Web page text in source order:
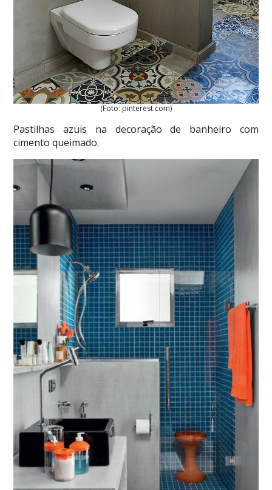
(Foto: pinterest.com)
Pastilhas azuis na decoração de banheiro com
cimento queimado.